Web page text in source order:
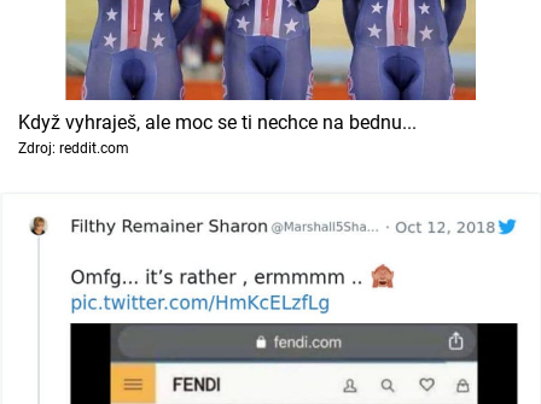
Filmy
Seriály
Hry
Cool Esport
Pořady
TV Program
Když vyhraješ, ale moc se ti nechce na bednu...
Zdroj: reddit.com